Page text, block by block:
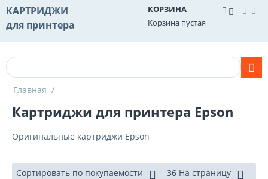
КАРТРИДЖИ
для принтера
КОРЗИНА
Корзина пустая
Главная /
Картриджи для принтера Epson
Оригинальные картриджи Epson
Сортировать по покупаемости 36 На страницу